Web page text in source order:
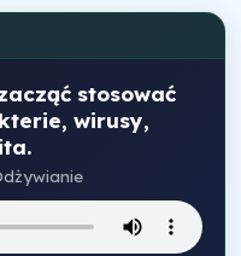
stosować
wirusy,